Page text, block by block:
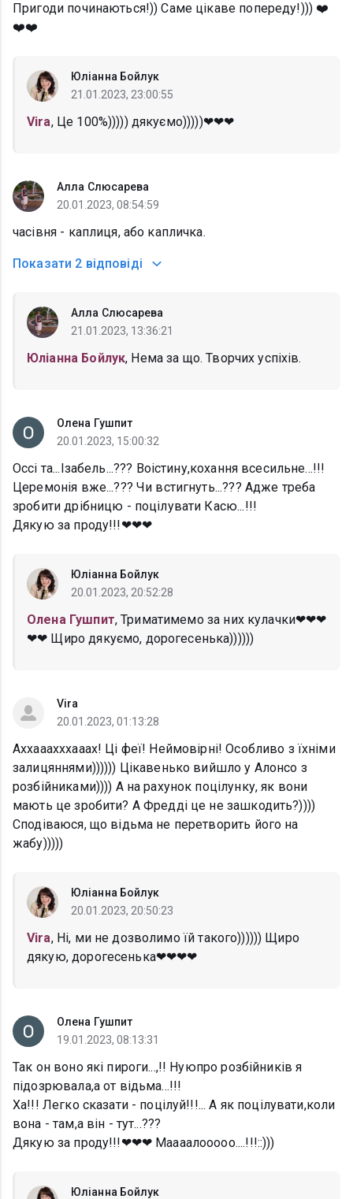
Пригоди починаються!)) Саме цікаве попереду!))) ❤️
❤️❤️
Юліанна Бойлук
21.01.2023, 23:00:55
Vira, Це 100%))))) дякуємо)))))❤❤❤
Алла Слюсарева
20.01.2023, 08:54:59
часівня - каплиця, або капличка.
Показати 2 відповіді
Алла Слюсарева
21.01.2023, 13:36:21
Юліанна Бойлук, Нема за що. Творчих успіхів.
Олена Гушпит
20.01.2023, 15:00:32
Оссі та...Ізабель...??? Воістину,кохання всесильне...!!!
Церемонія вже...??? Чи встигнуть...??? Адже треба
зробити дрібницю - поцілувати Касю...!!!
Дякую за проду!!!❤❤❤
Юліанна Бойлук
20.01.2023, 20:52:28
Олена Гушпит, Триматимемо за них кулачки❤❤❤
❤❤ Щиро дякуємо, дорогесенька))))))
Vira
20.01.2023, 01:13:28
Аххааахххааах! Ці феї! Неймовірні! Особливо з їхніми
залицяннями)))))) Цікавенько вийшло у Алонсо з
розбійниками)))) А на рахунок поцілунку, як вони
мають це зробити? А Фредді це не зашкодить?))))
Сподіваюся, що відьма не перетворить його на
жабу)))))
Юліанна Бойлук
20.01.2023, 20:50:23
Vira, Ні, ми не дозволимо їй такого)))))) Щиро
дякую, дорогесенька❤❤❤❤
Олена Гушпит
19.01.2023, 08:13:31
Так он воно які пироги...,!! Нуюпро розбійників я
підозрювала,а от відьма...!!!
Ха!!! Легко сказати - поцілуй!!!... А як поцілувати,коли
вона - там,а він - тут...???
Дякую за проду!!!❤❤❤ Маааалооооо....!!!::)))
Юліанна Бойлук